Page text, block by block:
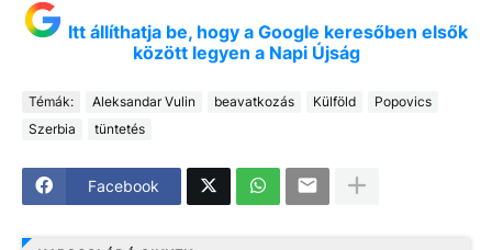
Itt állíthatja be, hogy a Google keresőben elsők
között legyen a Napi Újság
Témák: Aleksandar Vulin beavatkozás Külföld
Popovics
Szerbia
tüntetés
Facebook